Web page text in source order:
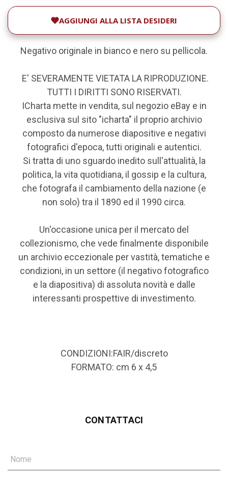
AGGIUNGI ALLA LISTA DESIDERI
Negativo originale in bianco e nero su pellicola.
E' SEVERAMENTE VIETATA LA RIPRODUZIONE.
TUTTI I DIRITTI SONO RISERVATI.
ICharta mette in vendita, sul negozio eBay e in
esclusiva sul sito "icharta" il proprio archivio
composto da numerose diapositive e negativi
fotografici d'epoca, tutti originali e autentici.
Si tratta di uno sguardo inedito sull'attualità, la
politica, la vita quotidiana, il gossip e la cultura,
che fotografa il cambiamento della nazione (e
non solo) tra il 1890 ed il 1990 circa.
Un'occasione unica per il mercato del
collezionismo, che vede finalmente disponibile
un archivio eccezionale per vastità, tematiche e
condizioni, in un settore (il negativo fotografico
e la diapositiva) di assoluta novità e dalle
interessanti prospettive di investimento.
CONDIZIONI:FAIR/discreto
FORMATO: cm 6 x 4,5
CONTATTACI
Nome